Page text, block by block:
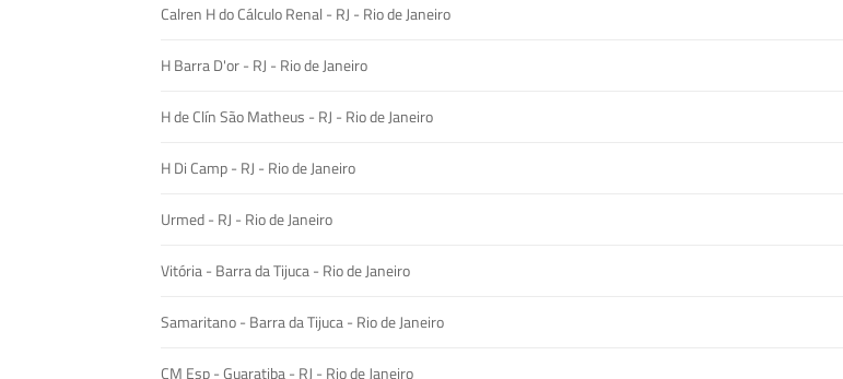
Calren H do Cálculo Renal - RJ - Rio de Janeiro
H Barra D'or - RJ - Rio de Janeiro
H de Clín São Matheus - RJ - Rio de Janeiro
H Di Camp - RJ - Rio de Janeiro
Urmed - RJ - Rio de Janeiro
Vitória - Barra da Tijuca - Rio de Janeiro
Samaritano - Barra da Tijuca - Rio de Janeiro
CM Esp - Guaratiba - RJ - Rio de Janeiro